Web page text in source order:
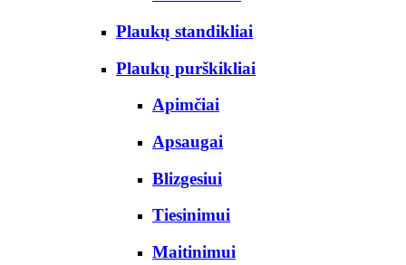
Plaukų standikliai
Plaukų purškikliai
Apimčiai
Apsaugai
Blizgesiui
Tiesinimui
Maitinimui